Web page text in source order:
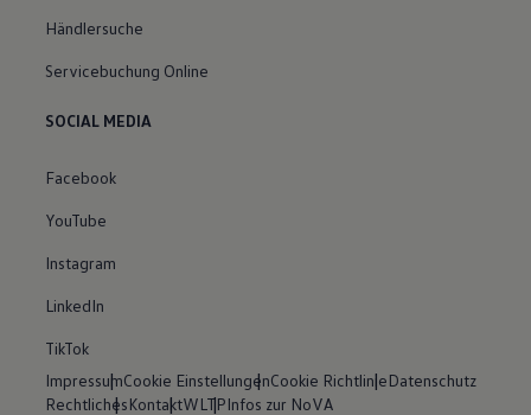
Händlersuche
Servicebuchung Online
SOCIAL MEDIA
Facebook
YouTube
Instagram
LinkedIn
TikTok
ImpressumCookie EinstellungenCookie RichtlinieDatenschutz
RechtlichesKontaktWLTPInfos zur NoVA